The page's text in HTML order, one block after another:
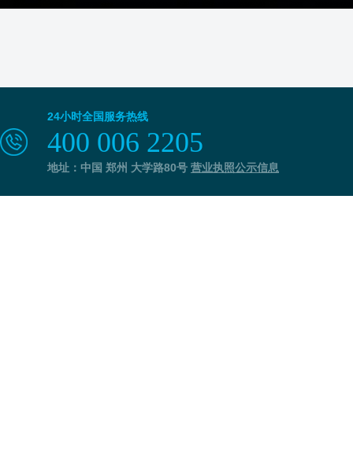
24小时全国服务热线
400 006 2205
地址：中国 郑州 大学路80号 营业执照公示信息